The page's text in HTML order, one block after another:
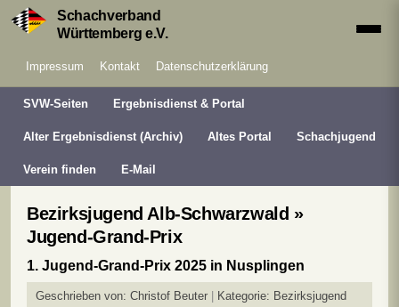
Schachverband
Württemberg e.V.
Impressum Kontakt Datenschutzerklärung
SVW-Seiten Ergebnisdienst & Portal
Alter Ergebnisdienst (Archiv) Altes Portal Schachjugend
Verein finden E-Mail
Bezirksjugend Alb-Schwarzwald »
Jugend-Grand-Prix
1. Jugend-Grand-Prix 2025 in Nusplingen
Geschrieben von: Christof Beuter Kategorie: Bezirksjugend